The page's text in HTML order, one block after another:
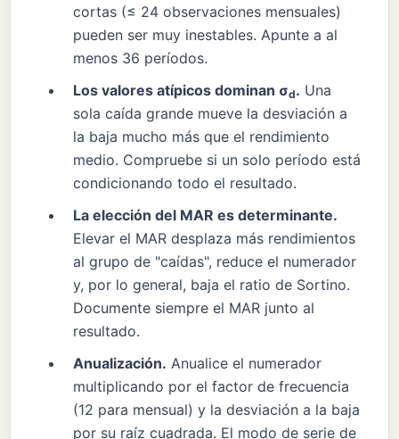
cortas (≤ 24 observaciones mensuales)
pueden ser muy inestables. Apunte a al
menos 36 períodos.
Los valores atípicos dominan σd. Una
sola caída grande mueve la desviación a
la baja mucho más que el rendimiento
medio. Compruebe si un solo período está
condicionando todo el resultado.
La elección del MAR es determinante.
Elevar el MAR desplaza más rendimientos
al grupo de "caídas", reduce el numerador
y, por lo general, baja el ratio de Sortino.
Documente siempre el MAR junto al
resultado.
Anualización. Anualice el numerador
multiplicando por el factor de frecuencia
(12 para mensual) y la desviación a la baja
por su raíz cuadrada. El modo de serie de